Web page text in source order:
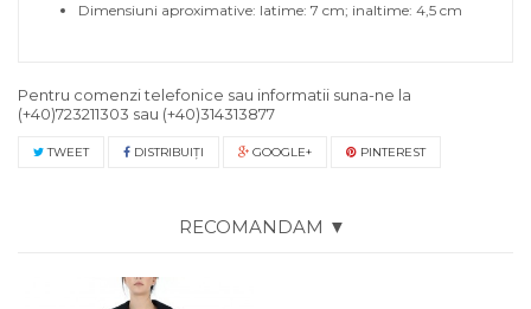
Dimensiuni aproximative: latime: 7 cm; inaltime: 4,5 cm
Pentru comenzi telefonice sau informatii suna-ne la
(+40)723211303 sau (+40)314313877
TWEET DISTRIBUIŢI GOOGLE+ PINTEREST
RECOMANDAM ▼